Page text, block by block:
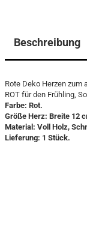
Beschreibung
Rote Deko Herzen zum
ROT für den Frühling,
Farbe: Rot.
Größe Herz: Breite 12
Material: Voll Holz,
Lieferung: 1 Stück.